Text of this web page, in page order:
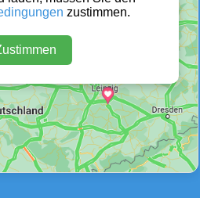
Defektes Fahrzeug
zustimmen.